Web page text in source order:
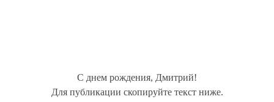
С днем рождения, Дмитрий!
Для публикации скопируйте текст ниже.